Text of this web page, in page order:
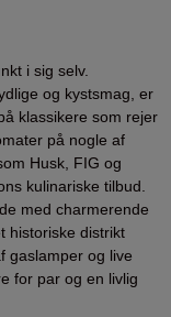
i sig selv.
og kystsmag, er
klassikere som rejer
på nogle af
Husk, FIG og
kulinariske tilbud.
med charmerende
historiske distrikt
gaslamper og live
for par og en livlig